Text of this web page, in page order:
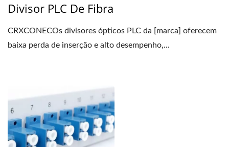
Divisor PLC De Fibra
CRXCONECOs divisores ópticos PLC da [marca] oferecem
baixa perda de inserção e alto desempenho,...